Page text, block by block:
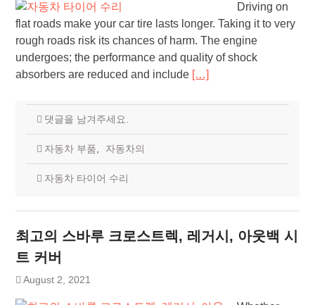
Driving on
flat roads make your car tire lasts longer. Taking it to very
rough roads risk its chances of harm. The engine
undergoes; the performance and quality of shock
absorbers are reduced and include […]
댓글을 남겨주세요.
자동차 부품, 자동차의
자동차 타이어 수리
최고의 스바루 크로스트렉, 레거시, 아웃백 시
트 커버
August 2, 2021